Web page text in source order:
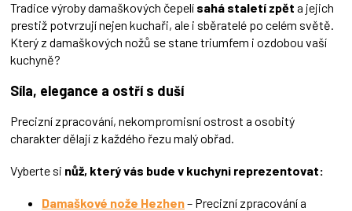
Tradice výroby damaškových čepelí sahá staletí zpět a jejich
prestiž potvrzují nejen kuchaři, ale i sběratelé po celém světě.
Který z damaškových nožů se stane triumfem i ozdobou vaší
kuchyně?
Síla, elegance a ostří s duší
Precizní zpracování, nekompromisní ostrost a osobitý
charakter dělají z každého řezu malý obřad.
Vyberte si nůž, který vás bude v kuchyni reprezentovat:
Damaškové nože Hezhen– Precizní zpracování a